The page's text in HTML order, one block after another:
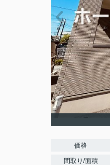
価格
間取り/面積